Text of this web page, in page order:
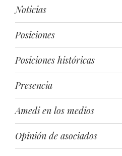
Noticias
Posiciones
Posiciones históricas
Presencia
Amedi en los medios
Opinión de asociados